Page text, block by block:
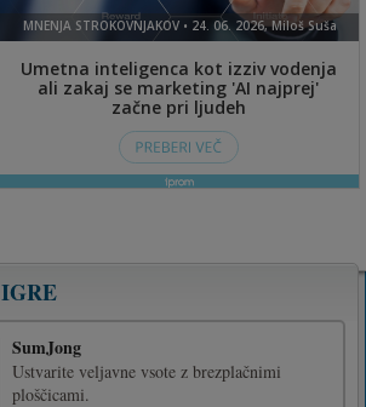
SumJong
Ustvarite veljavne vsote z brezplačnimi
ploščicami.